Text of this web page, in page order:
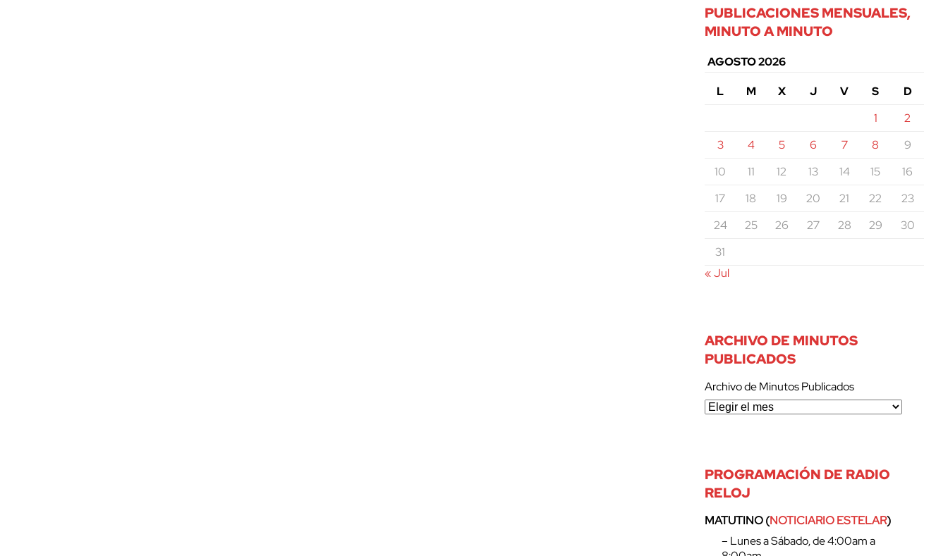
PUBLICACIONES MENSUALES,
MINUTO A MINUTO
AGOSTO 2026
L
M X J V S
D
1
2
3
4 5 6 7 8
9
10
11 12 13 14 15
16
17
18 19 20 21 22
23
24
25 26 27 28 29
30
31
« Jul
ARCHIVO DE MINUTOS
PUBLICADOS
Archivo de Minutos Publicados
PROGRAMACIÓN DE RADIO
RELOJ
MATUTINO (NOTICIARIO ESTELAR)
– Lunes a Sábado, de 4:00am a